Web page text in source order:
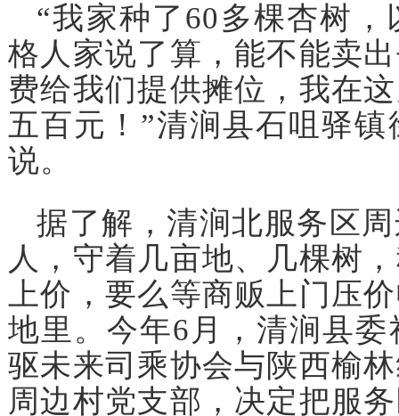
“我家种了60多棵杏树
格人家说了算，能不能卖
费给我们提供摊位，我在
五百元！”清涧县石咀驿
说。
据了解，清涧北服务区
人，守着几亩地、几棵树
上价，要么等商贩上门压
地里。今年6月，清涧县
驱未来司乘协会与陕西榆
周边村党支部，决定把服